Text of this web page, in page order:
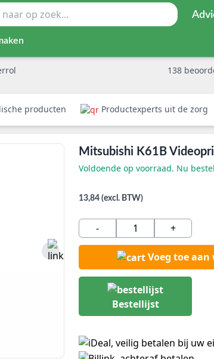
138
producten Productexperts uit de zorg
Mitsubishi K61B
Voldoende op voorraad. Nu
13,84 (excl. BTW)
- +
Voeg toe
Bestellijst